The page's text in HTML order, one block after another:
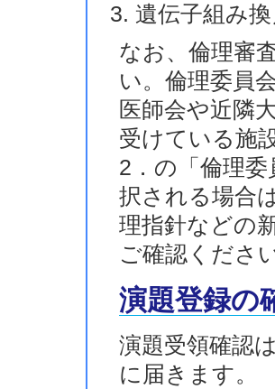
遺伝子組み
なお、倫理審
い。倫理委員
医師会や近隣
受けている施
2．の「倫理
択される場合
理指針などの
ご確認くださ
演題登録の
演題受領確認
に届きます。